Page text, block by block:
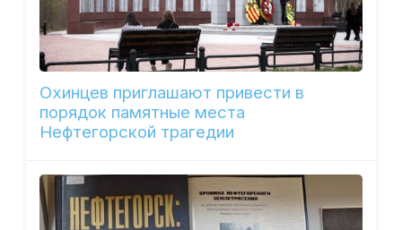
Охинцев приглашают привести в
порядок памятные места
Нефтегорской трагедии